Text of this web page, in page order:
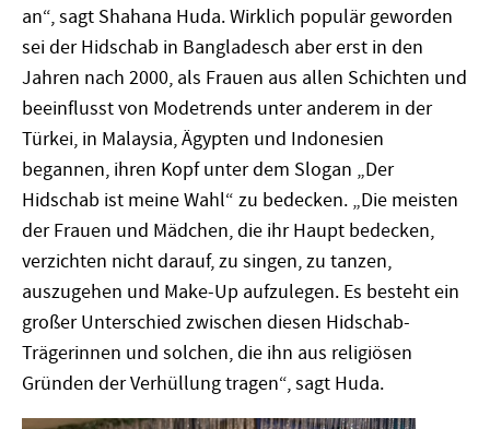
an“, sagt Shahana Huda. Wirklich populär geworden
sei der Hidschab in Bangladesch aber erst in den
Jahren nach 2000, als Frauen aus allen Schichten und
beeinflusst von Modetrends unter anderem in der
Türkei, in Malaysia, Ägypten und Indonesien
begannen, ihren Kopf unter dem Slogan „Der
Hidschab ist meine Wahl“ zu bedecken. „Die meisten
der Frauen und Mädchen, die ihr Haupt bedecken,
verzichten nicht darauf, zu singen, zu tanzen,
auszugehen und Make-Up aufzulegen. Es besteht ein
großer Unterschied zwischen diesen Hidschab-
Trägerinnen und solchen, die ihn aus religiösen
Gründen der Verhüllung tragen“, sagt Huda.